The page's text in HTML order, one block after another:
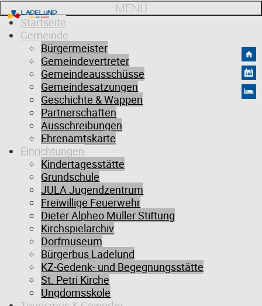
MENÜ
Startseite
Gemeinde
Bürgermeister
Gemeindevertreter
Gemeindeausschüsse
Gemeindesatzungen
Geschichte & Wappen
Partnerschaften
Ausschreibungen
Ehrenamtskarte
Einrichtungen
Kindertagesstätte
Grundschule
JULA Jugendzentrum
Freiwillige Feuerwehr
Dieter Alpheo Müller Stiftung
Kirchspielarchiv
Dorfmuseum
Bürgerbus Ladelund
KZ-Gedenk- und Begegnungsstätte
St. Petri Kirche
Ungdomsskole
Kinderfest
Datum
05.06.2026
Ort
Ladelund Grundschule, 25926 Ladelund, Deutschland